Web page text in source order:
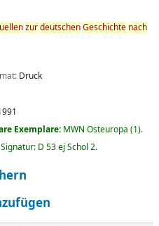
zurdeutschenGeschichte nach
Druck
Exemplare: MWN Osteuropa (1).
Signatur: D 53 ej Schol 2.